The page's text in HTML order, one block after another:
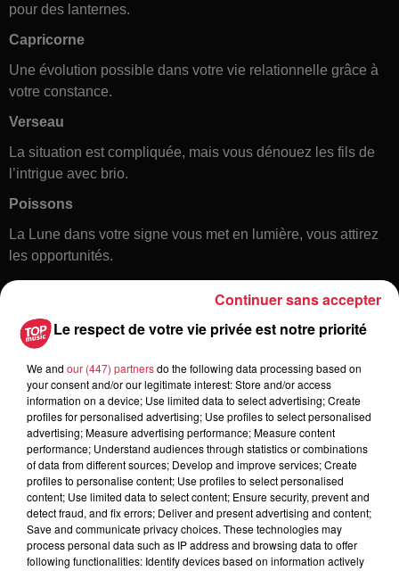
pour des lanternes.
Capricorne
Une évolution possible dans votre vie relationnelle grâce à
votre constance.
Verseau
La situation est compliquée, mais vous dénouez les fils de
l’intrigue avec brio.
Poissons
La Lune dans votre signe vous met en lumière, vous attirez
les opportunités.
Toute l'actu
6 août 2026
À Hoerdt, de l’eau brune sort des
robinets
Le respect de votre vie privée est notre priorité
We and our (447) partnersdo the following data processing based on
your consent and/or our legitimate interest: Store and/or access
information on a device; Use limited data to select advertising; Create
profiles for personalised advertising; Use profiles to select personalised
advertising; Measure advertising performance; Measure content
performance; Understand audiences through statistics or combinations
of data from different sources; Develop and improve services; Create
profiles to personalise content; Use profiles to select personalised
content; Use limited data to select content; Ensure security, prevent and
detect fraud, and fix errors; Deliver and present advertising and content;
Save and communicate privacy choices. These technologies may
process personal data such as IP address and browsing data to offer
following functionalities: Identify devices based on information actively
Continuer sans accepter